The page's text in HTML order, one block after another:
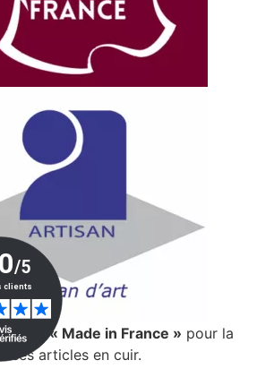
« Made in France » pour la
ses articles en cuir.